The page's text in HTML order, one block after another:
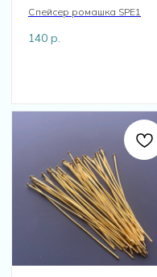
Спейсер ромашка SPE1
140 р.